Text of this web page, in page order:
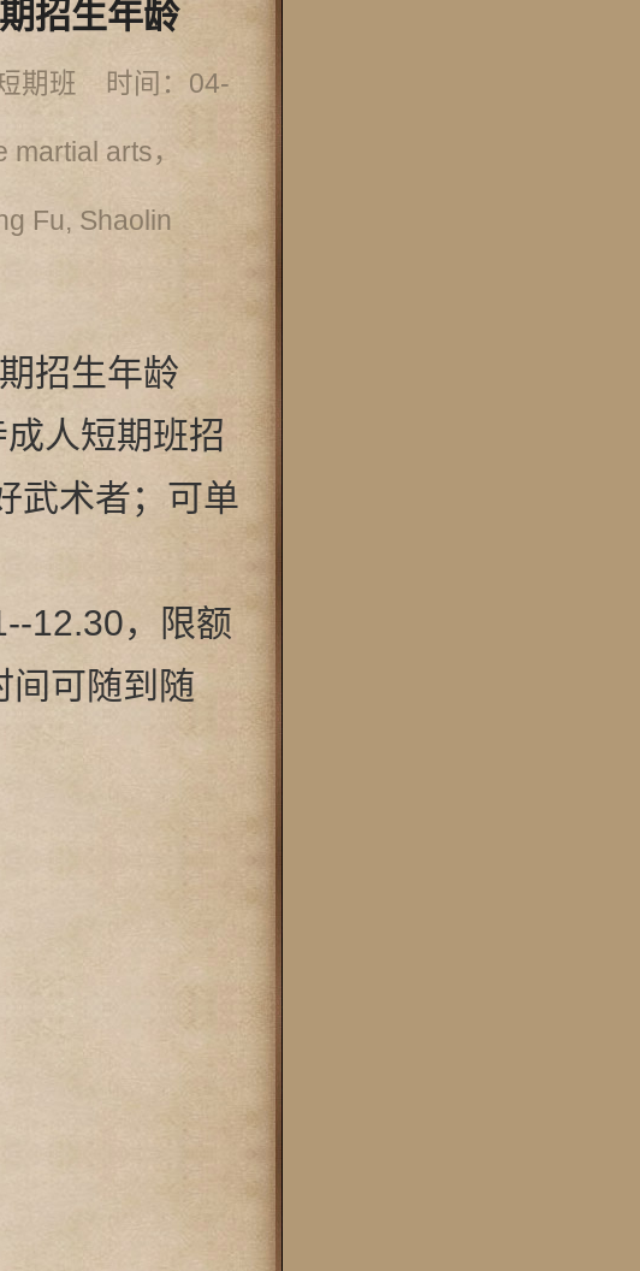
招生年龄
期班 时间：04-
arts，
Fu, Shaolin
招生年龄
人短期班招
武术者；可单
12.30，限额
间可随到随